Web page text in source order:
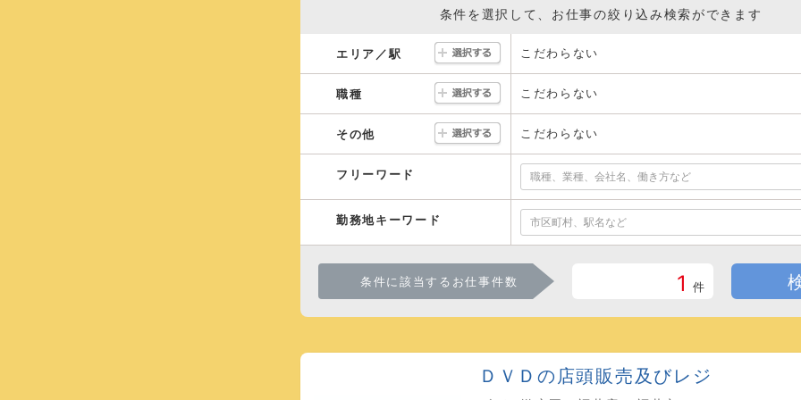
条件を選択して、お仕事の絞り込み検索ができます
エリア／駅 こだわらない
職種 こだわらない
その他 こだわらない
フリーワード
勤務地キーワード
条件に該当するお仕事件数 1 件
ＤＶＤの店頭販売及びレジ